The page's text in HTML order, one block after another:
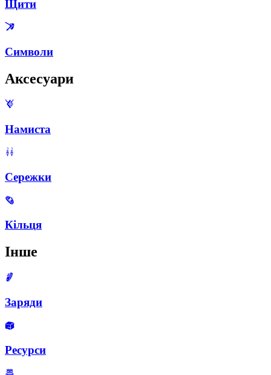
Щити
Символи
Аксесуари
Намиста
Сережки
Кільця
Інше
Заряди
Ресурси